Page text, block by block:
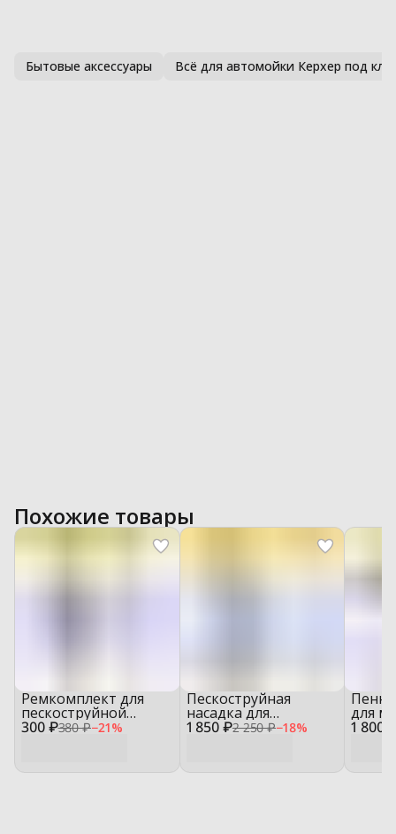
Бытовые аксессуары Всё для автомойки Керхер под
Похожие товары
300 ₽380 ₽−21%
Ремкомплект для
пескоструйной
насадки — SLK0101 1 850 ₽2 250 ₽−18%
Пескоструйная
насадка для
минимойки — SL01 1 800
для